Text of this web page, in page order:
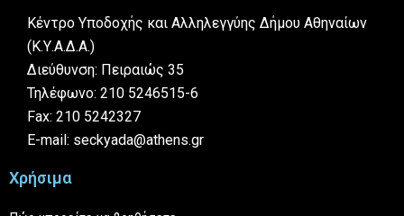
Κέντρο Υποδοχής και Αλληλεγγύης Δήμου Αθηναίων
(Κ.Υ.Α.Δ.Α.)
Διεύθυνση: Πειραιώς 35
Τηλέφωνο: 210 5246515-6
Fax: 210 5242327
E-mail: seckyada@athens.gr
Χρήσιμα